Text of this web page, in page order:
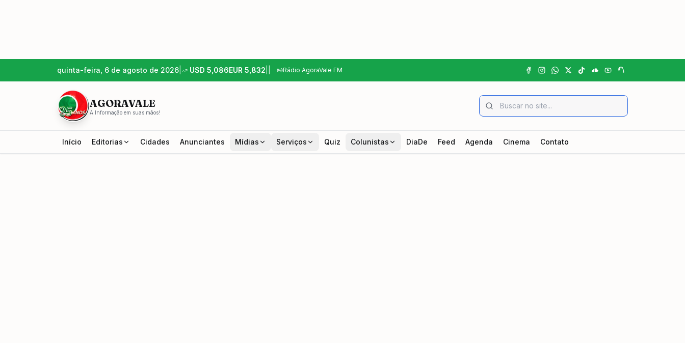
quinta-feira, 6 de agosto de 2026 USD 5,086EUR 5,832 Rádio AgoraVale FM
AGORAVALE
A Informação em suas mãos!
Início Editorias Cidades Anunciantes Mídias Serviços Quiz Colunistas DiaDe Feed Agenda Cinema Contato